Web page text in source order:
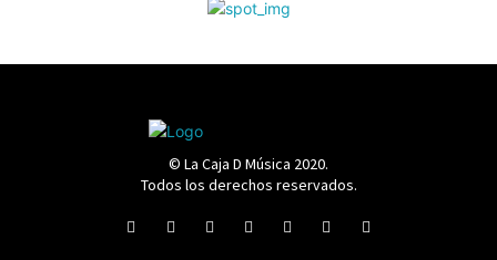
© La Caja D Música 2020.
Todos los derechos reservados.